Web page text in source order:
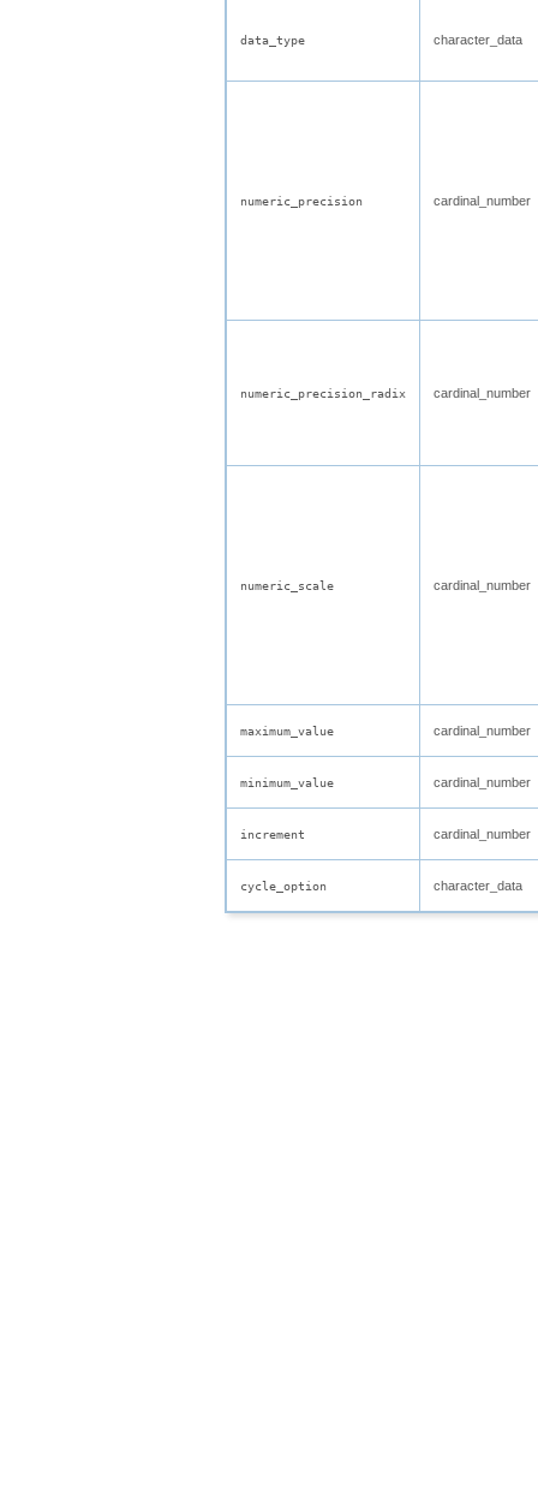
data_type character_data
numeric_precision cardinal_number
numeric_precision_radix cardinal_number
numeric_scale cardinal_number
maximum_value cardinal_number
minimum_value cardinal_number
increment cardinal_number
cycle_option character_data